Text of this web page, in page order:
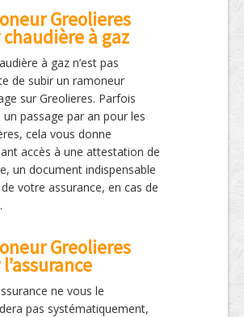
Greolieres
à gaz
à gaz n’est pas
de subir un ramoneur
sur Greolieres. Parfois
passage par an pour les
cela vous donne
accès à une attestation de
un document indispensable
votre assurance, en cas de
Greolieres
ne vous le
pas systématiquement,